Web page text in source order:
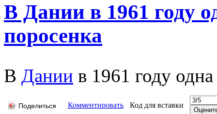
В Дании в 1961 году
поросенка
В Дании в 1961 году
Поделиться Комментировать Код для вставки